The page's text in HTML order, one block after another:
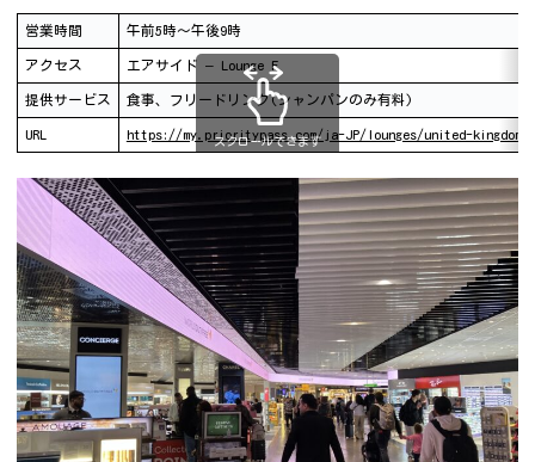
営業時間 午前5時～午後9時
アクセス エアサイド – Lounge F
提供サービス 食事、フリードリンク(シャンパンのみ有料)
URL https://my.prioritypass.com/ja-JP/lounges/united-
スクロールできます